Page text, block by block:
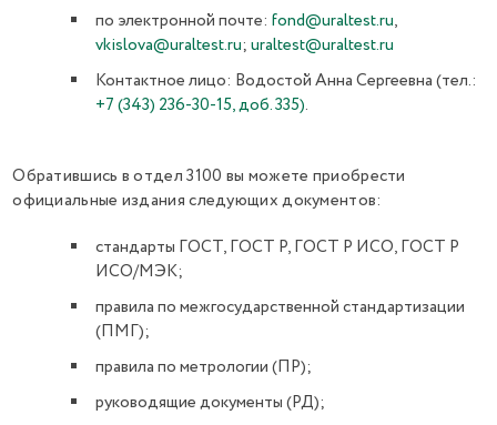
по электронной почте:fond@uraltest.ru,
vkislova@uraltest.ru;uraltest@uraltest.ru
Контактное лицо: Водостой Анна Сергеевна (тел.:
+7 (343) 236-30-15, доб. 335).
Обратившись в отдел 3100 вы можете приобрести
официальные издания следующих документов:
стандарты ГОСТ, ГОСТ Р, ГОСТ Р ИСО, ГОСТ Р
ИСО/МЭК;
правила по межгосударственной стандартизации
(ПМГ);
правила по метрологии (ПР);
руководящие документы (РД);